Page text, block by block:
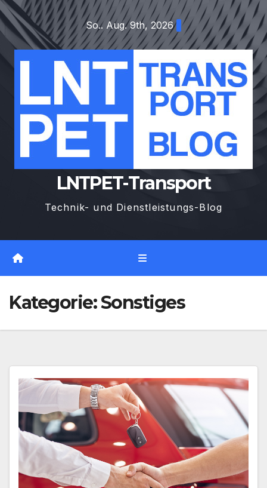
Zum
Inhalt
springen
So.. Aug. 9th, 2026
LNTPET-Transport
Technik- und Dienstleistungs-Blog
Kategorie:Sonstiges